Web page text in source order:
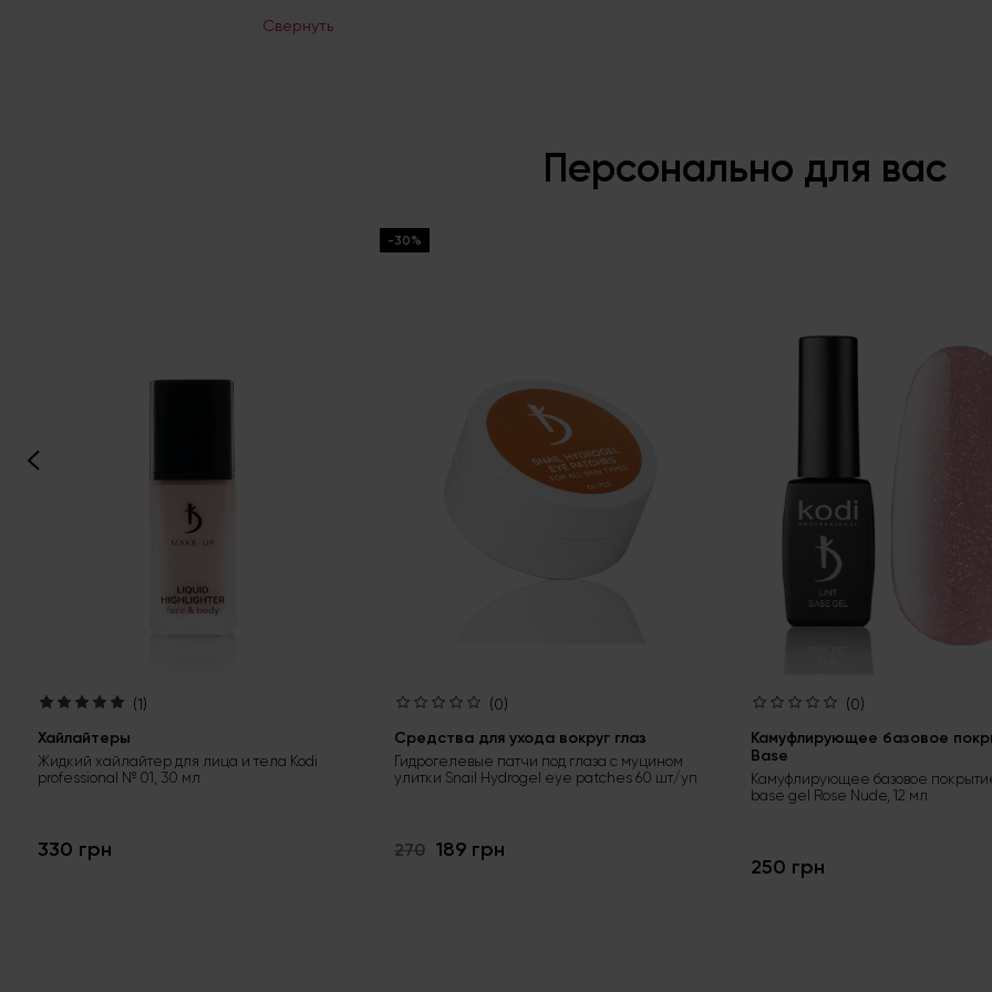
Свернуть
Персонально для вас
(1)
Хайлайтеры
Жидкий хайлайтер для лица и тела Kodi
professional № 01, 30 мл
330 грн
-30%
(0)
Средства для ухода вокруг глаз
Гидрогелевые патчи под глаза с муцином
улитки Snail Hydrogel eye patches 60 шт/уп
270 189 грн
(0)
Камуфлирующее базовое
Base
Камуфлирующее базовое
base gel Rose Nude, 12 мл
250 грн